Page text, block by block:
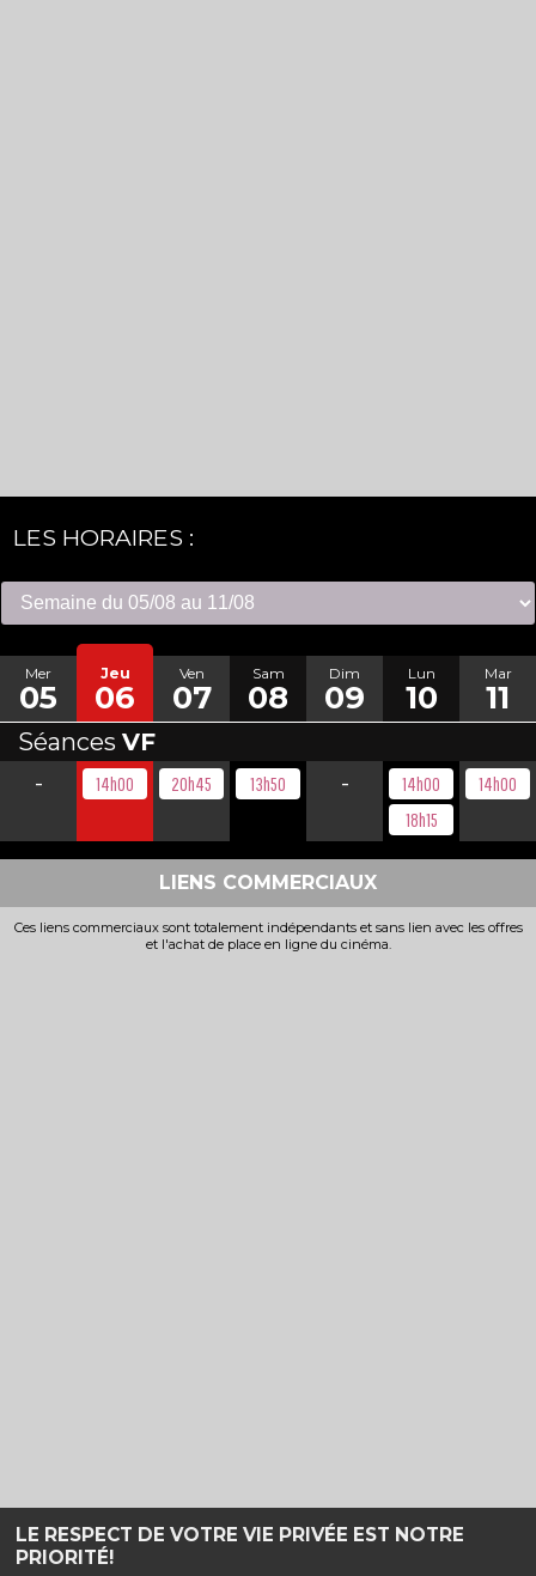
LE RESPECT DE VOTRE VIE PRIVÉE EST NOTRE
PRIORITÉ!
LES HORAIRES :
Mer
05
Jeu
06
Ven
07
Sam
08
Dim
09
Lun
10
Mar
11
Séances VF
-
14h00 20h45 13h50 -
14h00
18h15
14h00
LIENS COMMERCIAUX
Ces liens commerciaux sont totalement indépendants et sans lien avec les offres
et l'achat de place en ligne du cinéma.